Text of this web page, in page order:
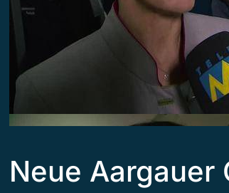
Neue Aargauer